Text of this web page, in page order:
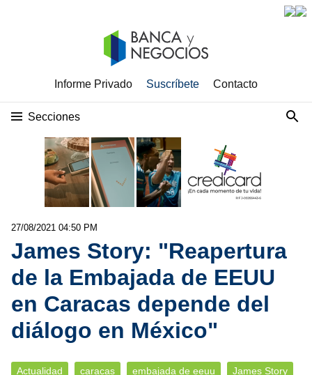
Informe Privado Suscríbete Contacto
Secciones
27/08/2021 04:50 PM
James Story: "Reapertura
de la Embajada de EEUU
en Caracas depende del
diálogo en México"
Actualidad caracas embajada de eeuu James Story